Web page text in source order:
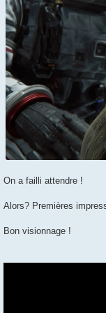
On a failli attendre !
Alors? Premières
Bon visionnage !